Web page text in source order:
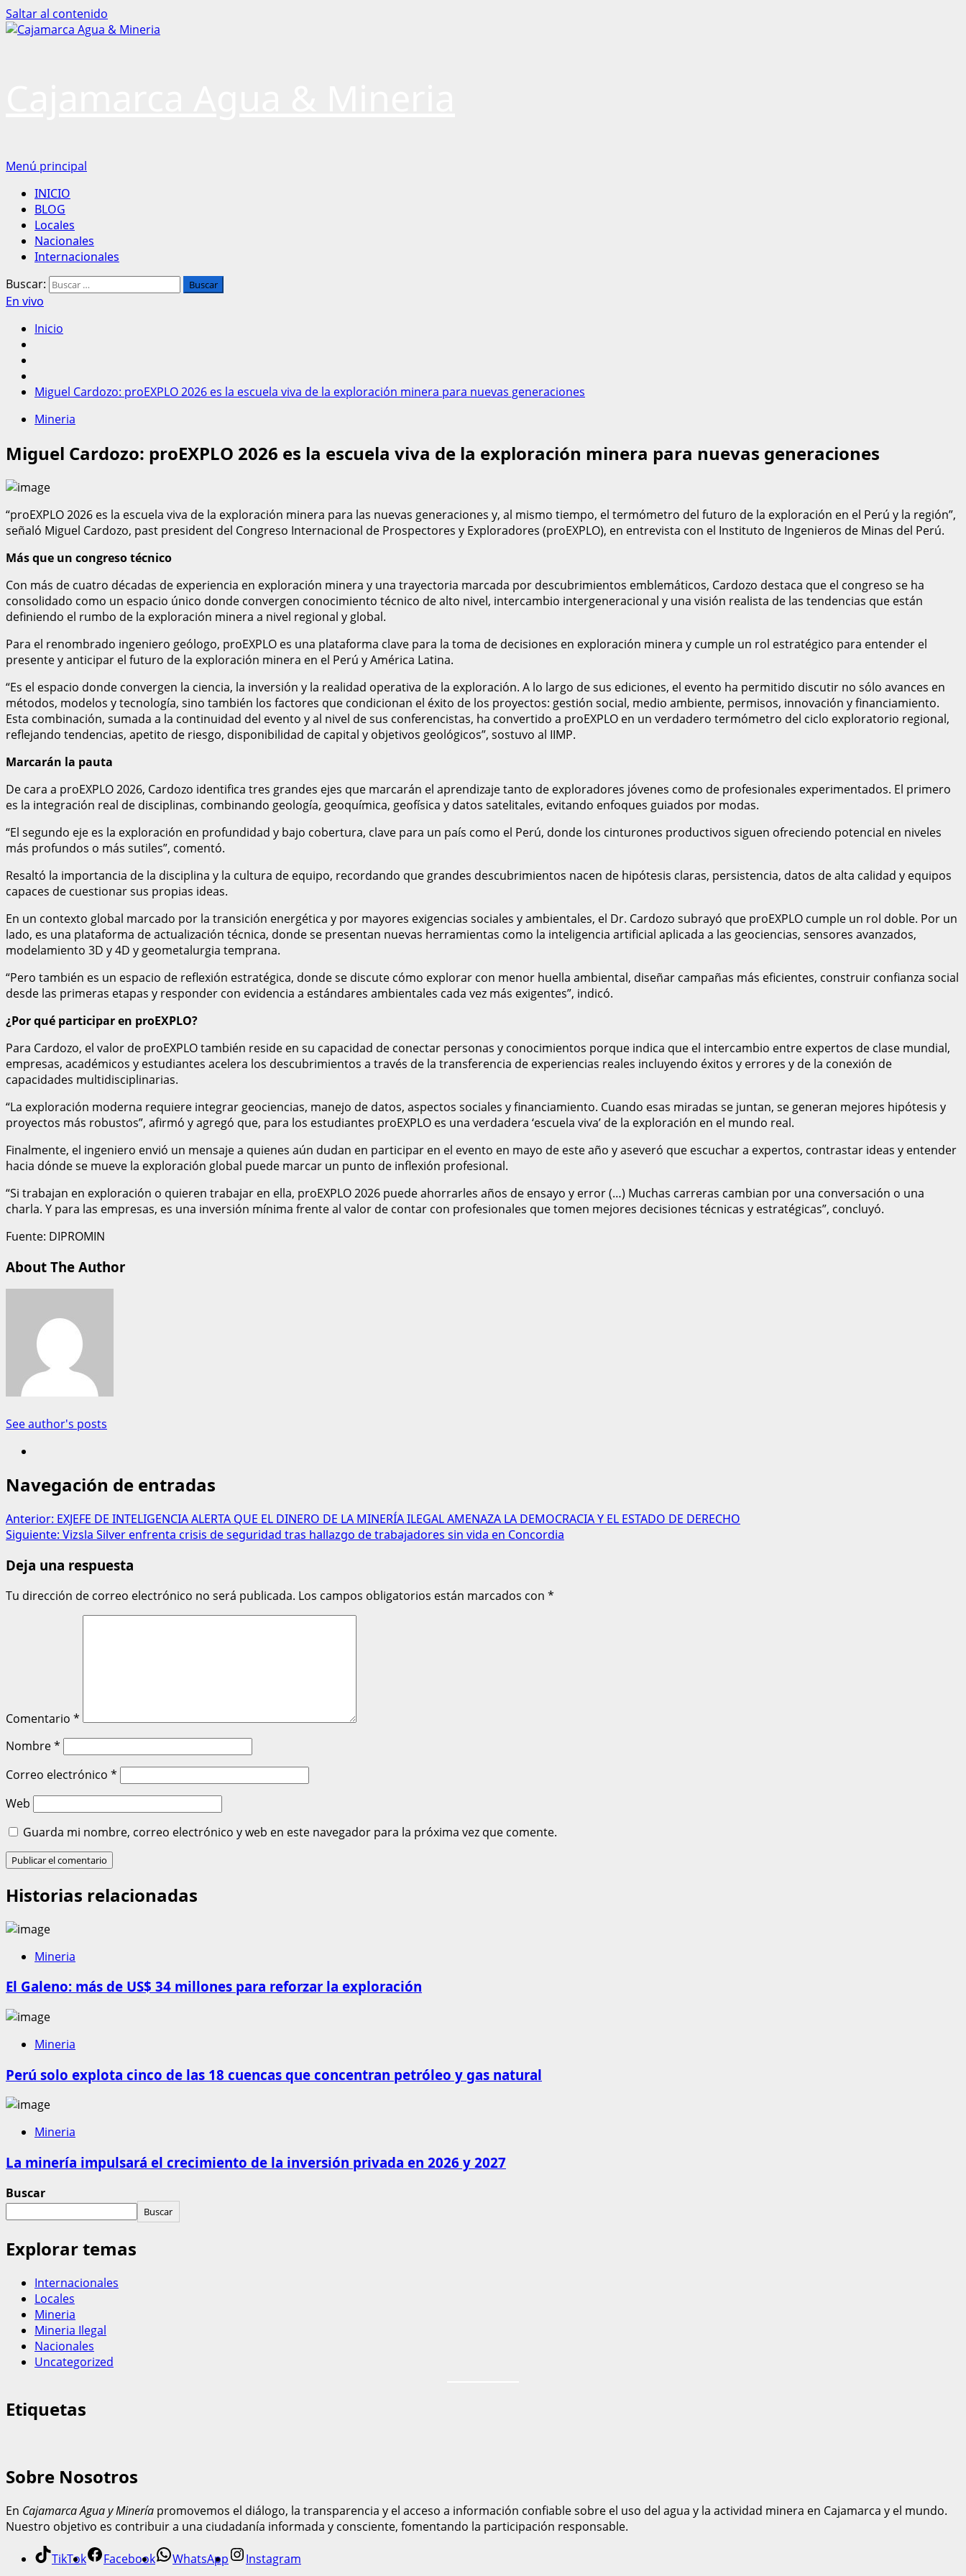
Saltar al contenido
Menú principal
INICIO
BLOG
Locales
Nacionales
Internacionales
Buscar:
En vivo
Inicio
Miguel Cardozo: proEXPLO 2026 es la escuela viva de la exploración minera para nuevas generaciones
Mineria
Miguel Cardozo: proEXPLO 2026 es la escuela viva de la exploración minera para nuevas generaciones
“proEXPLO 2026 es la escuela viva de la exploración minera para las nuevas generaciones y, al mismo tiempo, el termómetro del futuro de la exploración en el Perú y la región”,
señaló Miguel Cardozo, past president del Congreso Internacional de Prospectores y Exploradores (proEXPLO), en entrevista con el Instituto de Ingenieros de Minas del Perú.
Más que un congreso técnico
Con más de cuatro décadas de experiencia en exploración minera y una trayectoria marcada por descubrimientos emblemáticos, Cardozo destaca que el congreso se ha
consolidado como un espacio único donde convergen conocimiento técnico de alto nivel, intercambio intergeneracional y una visión realista de las tendencias que están
definiendo el rumbo de la exploración minera a nivel regional y global.
Para el renombrado ingeniero geólogo, proEXPLO es una plataforma clave para la toma de decisiones en exploración minera y cumple un rol estratégico para entender el
presente y anticipar el futuro de la exploración minera en el Perú y América Latina.
“Es el espacio donde convergen la ciencia, la inversión y la realidad operativa de la exploración. A lo largo de sus ediciones, el evento ha permitido discutir no sólo avances en
métodos, modelos y tecnología, sino también los factores que condicionan el éxito de los proyectos: gestión social, medio ambiente, permisos, innovación y financiamiento.
Esta combinación, sumada a la continuidad del evento y al nivel de sus conferencistas, ha convertido a proEXPLO en un verdadero termómetro del ciclo exploratorio regional,
reflejando tendencias, apetito de riesgo, disponibilidad de capital y objetivos geológicos”, sostuvo al IIMP.
Marcarán la pauta
De cara a proEXPLO 2026, Cardozo identifica tres grandes ejes que marcarán el aprendizaje tanto de exploradores jóvenes como de profesionales experimentados. El primero
es la integración real de disciplinas, combinando geología, geoquímica, geofísica y datos satelitales, evitando enfoques guiados por modas.
“El segundo eje es la exploración en profundidad y bajo cobertura, clave para un país como el Perú, donde los cinturones productivos siguen ofreciendo potencial en niveles
más profundos o más sutiles”, comentó.
Resaltó la importancia de la disciplina y la cultura de equipo, recordando que grandes descubrimientos nacen de hipótesis claras, persistencia, datos de alta calidad y equipos
capaces de cuestionar sus propias ideas.
En un contexto global marcado por la transición energética y por mayores exigencias sociales y ambientales, el Dr. Cardozo subrayó que proEXPLO cumple un rol doble. Por un
lado, es una plataforma de actualización técnica, donde se presentan nuevas herramientas como la inteligencia artificial aplicada a las geociencias, sensores avanzados,
modelamiento 3D y 4D y geometalurgia temprana.
“Pero también es un espacio de reflexión estratégica, donde se discute cómo explorar con menor huella ambiental, diseñar campañas más eficientes, construir confianza social
desde las primeras etapas y responder con evidencia a estándares ambientales cada vez más exigentes”, indicó.
¿Por qué participar en proEXPLO?
Para Cardozo, el valor de proEXPLO también reside en su capacidad de conectar personas y conocimientos porque indica que el intercambio entre expertos de clase mundial,
empresas, académicos y estudiantes acelera los descubrimientos a través de la transferencia de experiencias reales incluyendo éxitos y errores y de la conexión de
capacidades multidisciplinarias.
“La exploración moderna requiere integrar geociencias, manejo de datos, aspectos sociales y financiamiento. Cuando esas miradas se juntan, se generan mejores hipótesis y
proyectos más robustos”, afirmó y agregó que, para los estudiantes proEXPLO es una verdadera ‘escuela viva’ de la exploración en el mundo real.
Finalmente, el ingeniero envió un mensaje a quienes aún dudan en participar en el evento en mayo de este año y aseveró que escuchar a expertos, contrastar ideas y entender
hacia dónde se mueve la exploración global puede marcar un punto de inflexión profesional.
“Si trabajan en exploración o quieren trabajar en ella, proEXPLO 2026 puede ahorrarles años de ensayo y error (…) Muchas carreras cambian por una conversación o una
charla. Y para las empresas, es una inversión mínima frente al valor de contar con profesionales que tomen mejores decisiones técnicas y estratégicas”, concluyó.
Fuente: DIPROMIN
About The Author
See author's posts
Navegación de entradas
Anterior: EXJEFE DE INTELIGENCIA ALERTA QUE EL DINERO DE LA MINERÍA ILEGAL AMENAZA LA DEMOCRACIA Y EL ESTADO DE DERECHO
Siguiente: Vizsla Silver enfrenta crisis de seguridad tras hallazgo de trabajadores sin vida en Concordia
Deja una respuesta
Tu dirección de correo electrónico no será publicada. Los campos obligatorios están marcados con *
Comentario *
Nombre*
Correo electrónico *
Web
Guarda mi nombre, correo electrónico y web en este navegador para la próxima vez que comente.
Historias relacionadas
Mineria
El Galeno: más de US$ 34 millones para reforzar la exploración
Mineria
Perú solo explota cinco de las 18 cuencas que concentran petróleo y gas natural
Mineria
La minería impulsará el crecimiento de la inversión privada en 2026 y 2027
Buscar
Buscar
Explorar temas
Internacionales
Locales
Mineria
Mineria Ilegal
Nacionales
Uncategorized
Etiquetas
Sobre Nosotros
En Cajamarca Agua y Minería promovemos el diálogo, la transparencia y el acceso a información confiable sobre el uso del agua y la actividad minera en Cajamarca y el mundo.
Nuestro objetivo es contribuir a una ciudadanía informada y consciente, fomentando la participación responsable.
TikTok Facebook WhatsApp Instagram